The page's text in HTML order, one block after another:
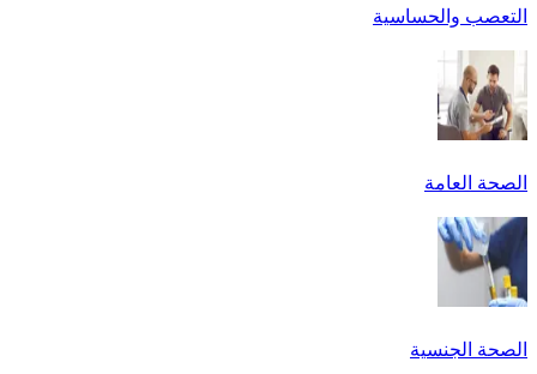
التعصب والحساسية
الصحة العامة
الصحة الجنسية